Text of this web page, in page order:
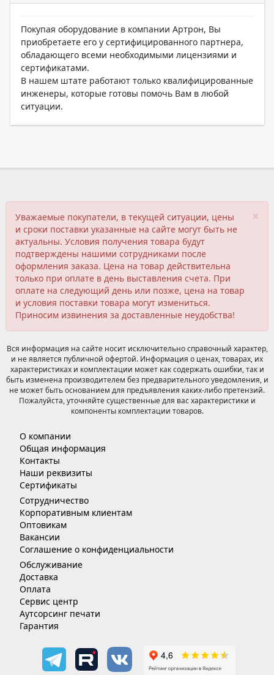
Покупая оборудование в компании Артрон, Вы
приобретаете его у сертифицированного партнера,
обладающего всеми необходимыми лицензиями и
сертификатами.
В нашем штате работают только квалифицированные
инженеры, которые готовы помочь Вам в любой
ситуации.
×
Уважаемые покупатели, в текущей ситуации, цены
и сроки поставки указанные на сайте могут быть не
актуальны. Условия получения товара будут
подтверждены нашими сотрудниками после
оформления заказа. Цена на товар действительна
только при оплате в день выставления счета. При
оплате на следующий день или позже, цена на товар
и условия поставки товара могут измениться.
Приносим извинения за доставленные неудобства!
Вся информация на сайте носит исключительно справочный характер,
и не является публичной офертой. Информация о ценах, товарах, их
характеристиках и комплектации может как содержать ошибки, так и
быть изменена производителем без предварительного уведомления, и
не может быть основанием для предъявления каких-либо претензий.
Пожалуйста, уточняйте существенные для вас характеристики и
компоненты комплектации товаров.
О компании
Общая информация
Контакты
Наши реквизиты
Сертификаты
Сотрудничество
Корпоративным клиентам
Оптовикам
Вакансии
Соглашение о конфиденциальности
Обслуживание
Доставка
Оплата
Сервис центр
Аутсорсинг печати
Гарантия